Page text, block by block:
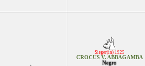
Sieger(in) 1925
CROCUS V. ABBAGAMBA
Negro